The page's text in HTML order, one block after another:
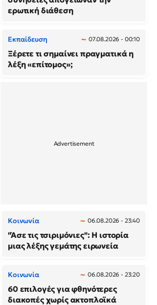
ερωτική διάθεση
Εκπαίδευση 07.08.2026 - 00:10
Ξέρετε τι σημαίνει πραγματικά η
λέξη «επίτομος»;
Κοινωνία 06.08.2026 - 23:40
"Άσε τις τσιριμόνιες": Η ιστορία
μιας λέξης γεμάτης ειρωνεία
Κοινωνία 06.08.2026 - 23:20
60 επιλογές για φθηνότερες
διακοπές χωρίς ακτοπλοϊκά